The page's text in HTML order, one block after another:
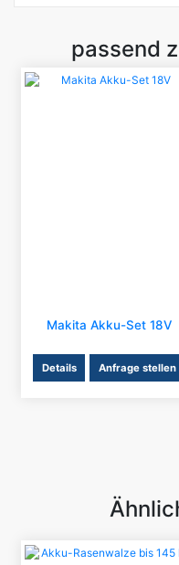
passend
Makita Akku-Set 18V
Details Anfrage stellen